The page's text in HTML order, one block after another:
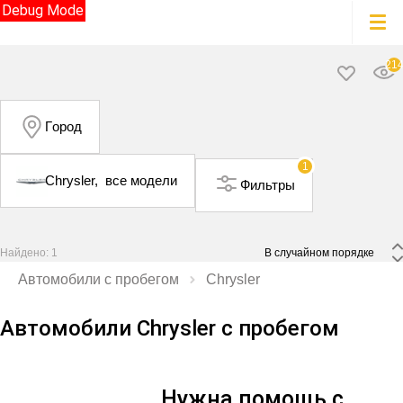
Debug Mode
214
Город
Chrysler, все модели
1
Фильтры
Найдено: 1
Автомобили с пробегом Chrysler
Автомобили Chrysler с пробегом